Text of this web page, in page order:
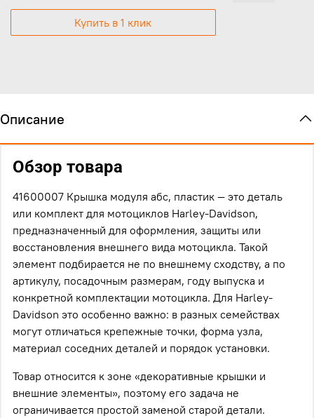
Купить в 1 клик
Описание
Обзор товара
41600007 Крышка модуля абс, пластик — это деталь
или комплект для мотоциклов Harley-Davidson,
предназначенный для оформления, защиты или
восстановления внешнего вида мотоцикла. Такой
элемент подбирается не по внешнему сходству, а по
артикулу, посадочным размерам, году выпуска и
конкретной комплектации мотоцикла. Для Harley-
Davidson это особенно важно: в разных семействах
могут отличаться крепежные точки, форма узла,
материал соседних деталей и порядок установки.
Товар относится к зоне «декоративные крышки и
внешние элементы», поэтому его задача не
ограничивается простой заменой старой детали.